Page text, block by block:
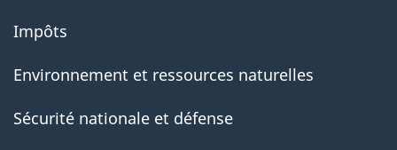
Impôts
Environnement et ressources naturelles
Sécurité nationale et défense